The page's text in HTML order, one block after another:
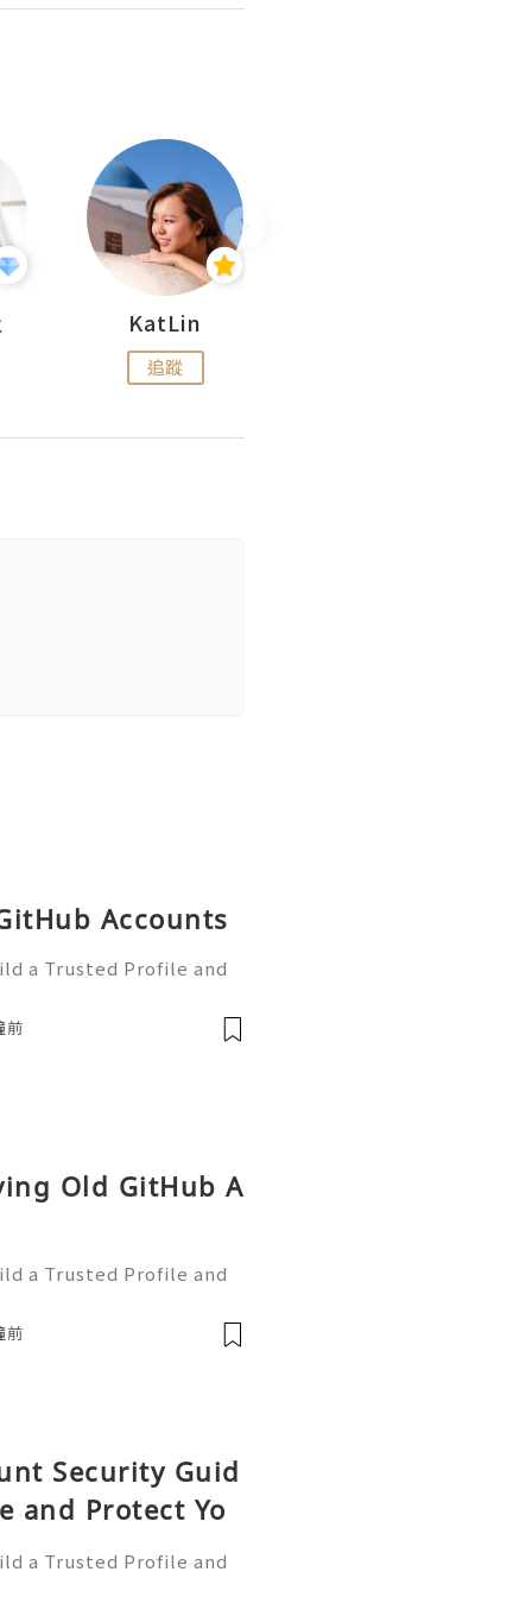
KatLin
追蹤
Accounts
a Trusted Profile and
and collabo
前
Old GitHub A
a Trusted Profile and
and collabo
前
Security Guid
and Protect Yo
a Trusted Profile and